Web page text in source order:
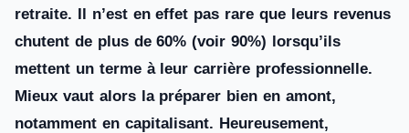
retraite. Il n’est en effet pas rare que leurs revenus
chutent de plus de 60% (voir 90%) lorsqu’ils
mettent un terme à leur carrière professionnelle.
Mieux vaut alors la préparer bien en amont,
notamment en capitalisant. Heureusement,